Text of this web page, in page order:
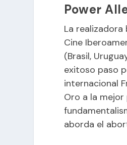
Power
La realizadora
Cine
(Brasil,
exitoso paso
internacional
Oro a la mejor
aborda el